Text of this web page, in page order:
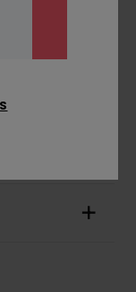
davanti
nell'orlo